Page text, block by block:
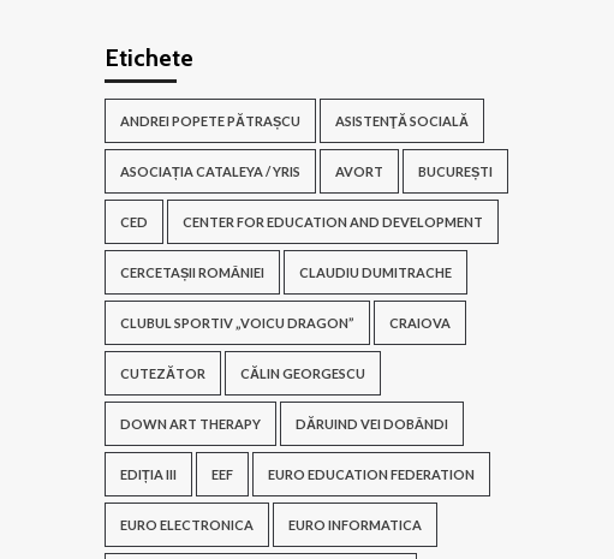
Etichete
ANDREI POPETE PĂTRAȘCU ASISTENŢĂ SOCIALĂ
ASOCIAȚIA CATALEYA / YRIS AVORT BUCUREȘTI
CED CENTER FOR EDUCATION AND DEVELOPMENT
CERCETAȘII ROMÂNIEI CLAUDIU DUMITRACHE
CLUBUL SPORTIV „VOICU DRAGON” CRAIOVA
CUTEZĂTOR CĂLIN GEORGESCU
DOWN ART THERAPY DĂRUIND VEI DOBÂNDI
EDIȚIA III EEF EURO EDUCATION FEDERATION
EURO ELECTRONICA EURO INFORMATICA